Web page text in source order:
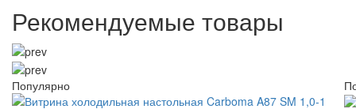
Рекомендуемые товары
Популярно